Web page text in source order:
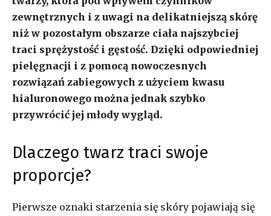
zewnętrznych i z uwagi na delikatniejszą skórę
niż w pozostałym obszarze ciała najszybciej
traci sprężystość i gęstość. Dzięki odpowiedniej
pielęgnacji i z pomocą nowoczesnych
rozwiązań zabiegowych z użyciem kwasu
hialuronowego można jednak szybko
przywrócić jej młody wygląd.
Dlaczego twarz traci swoje
proporcje?
Pierwsze oznaki starzenia się skóry pojawiają się